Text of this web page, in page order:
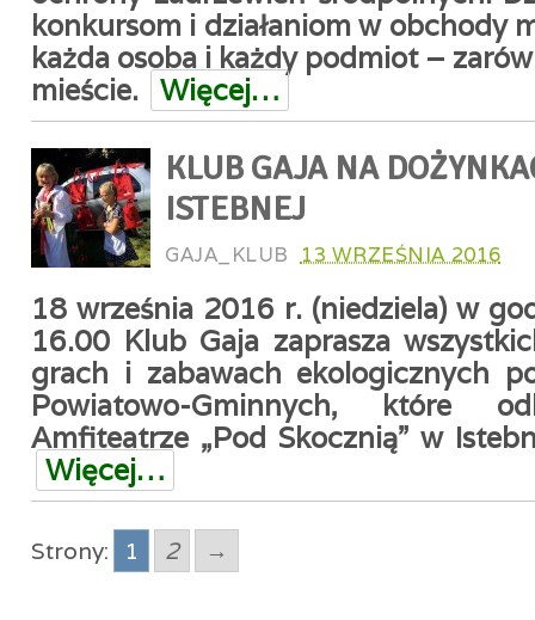
konkursom i działaniom w obchody
każda osoba i każdy podmiot –
mieście. Więcej…
KLUB GAJA NA
ISTEBNEJ
GAJA_KLUB 13 WRZEŚNIA 2016
18 września 2016 r. (niedziela) w
16.00 Klub Gaja zaprasza
grach i zabawach ekologicznych
Powiatowo-Gminnych, które
Amfiteatrze „Pod Skocznią” w
Więcej…
Strony: 1 2 →